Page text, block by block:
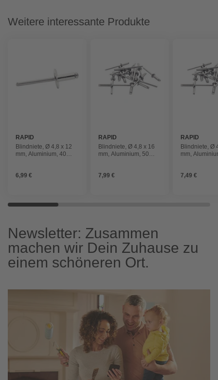
Weitere interessante Produkte
RAPID
Blindniete, Ø 4,8 x 12
mm, Aluminium, 40
6,99 €
RAPID
Blindniete, Ø 4,8 x 16
mm, Aluminium, 50
7,99 €
RAPID
Blindniete, Ø
mm,
7,49 €
Newsletter: Zusammen
machen wir Dein Zuhause zu
einem schöneren Ort.